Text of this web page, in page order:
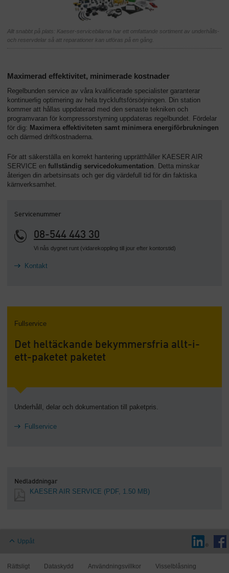
Allt snabbt på plats: Kaeser-servicebilarna har ett omfattande sortiment av underhålls-
och reservdelar så att reparationer kan utföras på en gång.
Maximerad effektivitet, minimerade kostnader
Regelbunden service av våra kvalificerade specialister garanterar
kontinuerlig optimering av hela tryckluftsförsörjningen. Din station
kommer att hållas uppdaterad med den senaste tekniken och
programvaran för kompressorstyrning uppdateras regelbundet. Fördelar
för dig: Maximera effektiviteten samt minimera energiförbrukningen
och därmed driftkostnaderna.
För att säkerställa en korrekt hantering upprätthåller KAESER AIR
SERVICE en fullständig servicedokumentation. Detta minskar
återigen din arbetsinsats och ger dig värdefull tid för din faktiska
kärnverksamhet.
Servicenummer
08-544 443 30
Vi nås dygnet runt (vidarekoppling till jour efter kontorstid)
Kontakt
Fullservice
Det heltäckande bekymmersfria allt-i-
ett-paketet paketet
Underhåll, delar och dokumentation till paketpris.
Fullservice
Nedladdningar
KAESER AIR SERVICE (PDF, 1.50 MB)
Uppåt
Rättsligt Dataskydd Användningsvillkor Visselblåsning